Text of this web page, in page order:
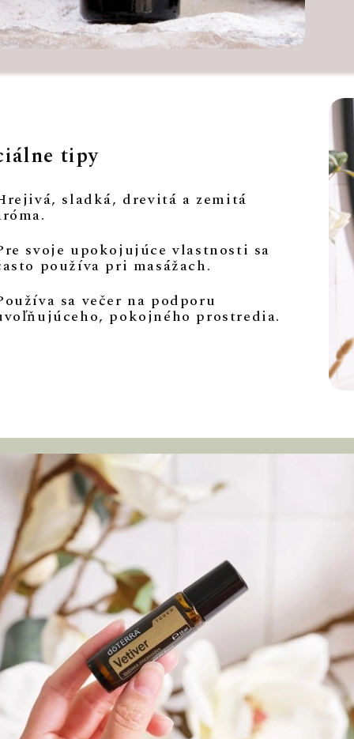
tipy
sladká, drevitá a zemitá
svoje upokojujúce vlastnosti sa
používa pri masážach.
sa večer na podporu
pokojného prostredia.